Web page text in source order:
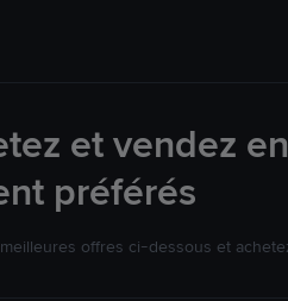
et vendez
préférés
offres ci-dessous et